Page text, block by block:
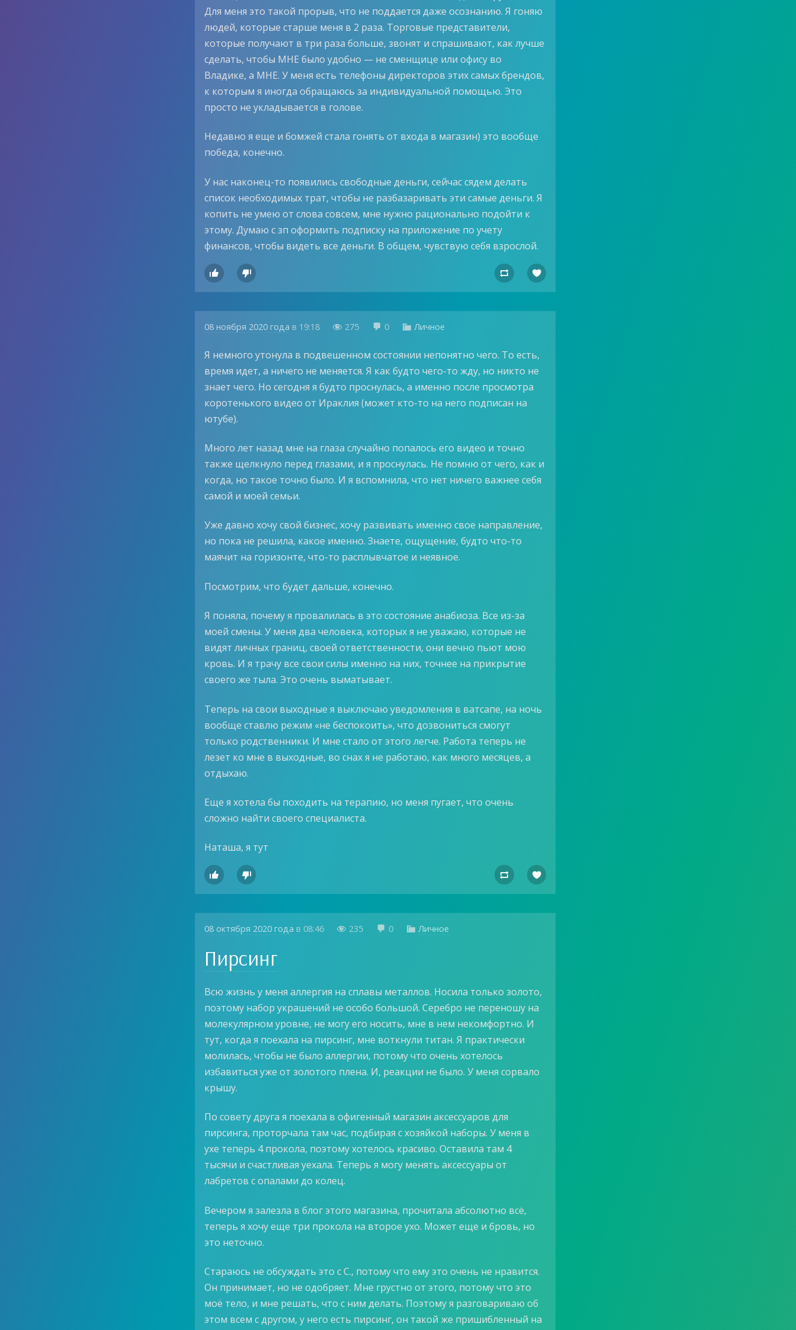
Для меня это такой прорыв, что не поддается даже осознанию. Я гоняю
людей, которые старше меня в 2 раза. Торговые представители,
которые получают в три раза больше, звонят и спрашивают, как лучше
сделать, чтобы МНЕ было удобно — не сменщице или офису во
Владике, а МНЕ. У меня есть телефоны директоров этих самых брендов,
к которым я иногда обращаюсь за индивидуальной помощью. Это
просто не укладывается в голове.
Недавно я еще и бомжей стала гонять от входа в магазин) это вообще
победа, конечно.
У нас наконец-то появились свободные деньги, сейчас сядем делать
список необходимых трат, чтобы не разбазаривать эти самые деньги. Я
копить не умею от слова совсем, мне нужно рационально подойти к
этому. Думаю с зп оформить подписку на приложение по учету
финансов, чтобы видеть все деньги. В общем, чувствую себя взрослой.
   
08 ноября 2020 года в 19:18  275  0  Личное
Я немного утонула в подвешенном состоянии непонятно чего. То есть,
время идет, а ничего не меняется. Я как будто чего-то жду, но никто не
знает чего. Но сегодня я будто проснулась, а именно после просмотра
коротенького видео от Ираклия (может кто-то на него подписан на
ютубе).
Много лет назад мне на глаза случайно попалось его видео и точно
также щелкнуло перед глазами, и я проснулась. Не помню от чего, как и
когда, но такое точно было. И я вспомнила, что нет ничего важнее себя
самой и моей семьи.
Уже давно хочу свой бизнес, хочу развивать именно свое направление,
но пока не решила, какое именно. Знаете, ощущение, будто что-то
маячит на горизонте, что-то расплывчатое и неявное.
Посмотрим, что будет дальше, конечно.
Я поняла, почему я провалилась в это состояние анабиоза. Все из-за
моей смены. У меня два человека, которых я не уважаю, которые не
видят личных границ, своей ответственности, они вечно пьют мою
кровь. И я трачу все свои силы именно на них, точнее на прикрытие
своего же тыла. Это очень выматывает.
Теперь на свои выходные я выключаю уведомления в ватсапе, на ночь
вообще ставлю режим «не беспокоить», что дозвониться смогут
только родственники. И мне стало от этого легче. Работа теперь не
лезет ко мне в выходные, во снах я не работаю, как много месяцев, а
отдыхаю.
Еще я хотела бы походить на терапию, но меня пугает, что очень
сложно найти своего специалиста.
Наташа, я тут
   
08 октября 2020 года в 08:46  235  0  Личное
Пирсинг
Всю жизнь у меня аллергия на сплавы металлов. Носила только золото,
поэтому набор украшений не особо большой. Серебро не переношу на
молекулярном уровне, не могу его носить, мне в нем некомфортно. И
тут, когда я поехала на пирсинг, мне воткнули титан. Я практически
молилась, чтобы не было аллергии, потому что очень хотелось
избавиться уже от золотого плена. И, реакции не было. У меня сорвало
крышу.
По совету друга я поехала в офигенный магазин аксессуаров для
пирсинга, проторчала там час, подбирая с хозяйкой наборы. У меня в
ухе теперь 4 прокола, поэтому хотелось красиво. Оставила там 4
тысячи и счастливая уехала. Теперь я могу менять аксессуары от
лабретов с опалами до колец.
Вечером я залезла в блог этого магазина, прочитала абсолютно всё,
теперь я хочу еще три прокола на второе ухо. Может еще и бровь, но
это неточно.
Стараюсь не обсуждать это с С., потому что ему это очень не нравится.
Он принимает, но не одобряет. Мне грустно от этого, потому что это
моё тело, и мне решать, что с ним делать. Поэтому я разговариваю об
этом всем с другом, у него есть пирсинг, он такой же пришибленный на